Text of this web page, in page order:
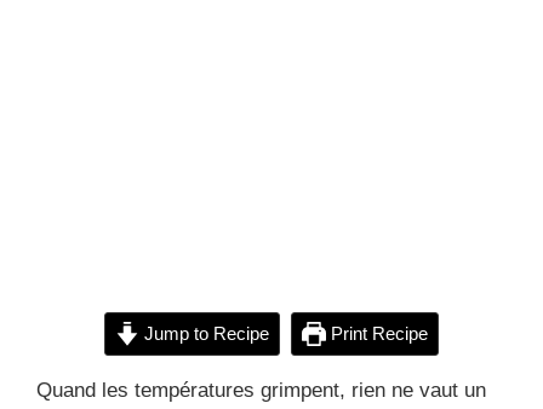
Jump to Recipe Print Recipe
Quand les températures grimpent, rien ne vaut un